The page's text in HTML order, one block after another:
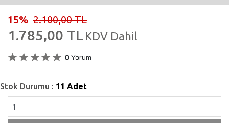
15% 2.100,00 TL
1.785,00 TL KDV Dahil
0 Yorum
Stok Durumu : 11 Adet